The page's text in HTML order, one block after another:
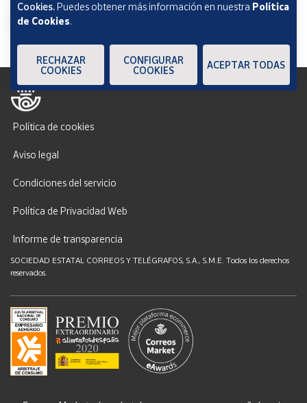
Política de cookies
Aviso legal
Condiciones del servicio
Política de Privacidad Web
Informe de transparencia
SOCIEDAD ESTATAL CORREOS Y TELÉGRAFOS, S.A., S.M.E. Todos los derechos
reservados.
Cookies.Puedes obtener más información en nuestra Política
de Cookies.
RECHAZAR
COOKIES
CONFIGURAR
COOKIES
ACEPTAR TODAS